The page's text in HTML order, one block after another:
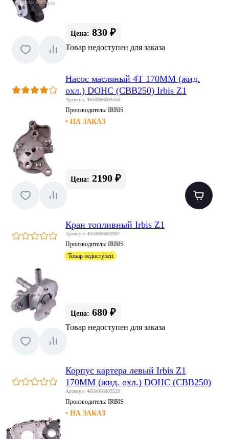
Цена: 830 ₽
Товар недоступен для заказа
Насос масляный 4Т 170MM (жид.
охл.) DOHC (CBB250) Irbis Z1
Артикул: 4650066003550
Производитель: IRBIS
• НА ЗАКАЗ
Цена: 2190 ₽
Кран топливный Irbis Z1
Артикул: 4650066003987
Производитель: IRBIS
Товар недоступен
Цена: 680 ₽
Товар недоступен для заказа
Корпус картера левый Irbis Z1
170MM (жид. охл.) DOHC (CBB250)
Артикул: 4650066003529
Производитель: IRBIS
• НА ЗАКАЗ